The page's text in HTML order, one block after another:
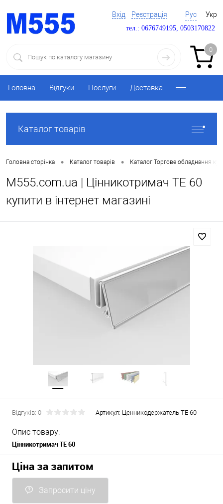
Вхід Реєстрація Рус Укр
тел.: 0676749195, 0503170822
0
Головна Відгуки Послуги Доставка
Каталог товарів
Головна сторінка • Каталог товарів • Каталог Торгове обладнання
M555.com.ua | Цінникотримач TE 60
купити в інтернет магазині
Відгуків: 0 Артикул: Ценникодержатель TE 60
Опис товару:
Цінникотримач TE 60
Ціна за запитом
Запросити ціну